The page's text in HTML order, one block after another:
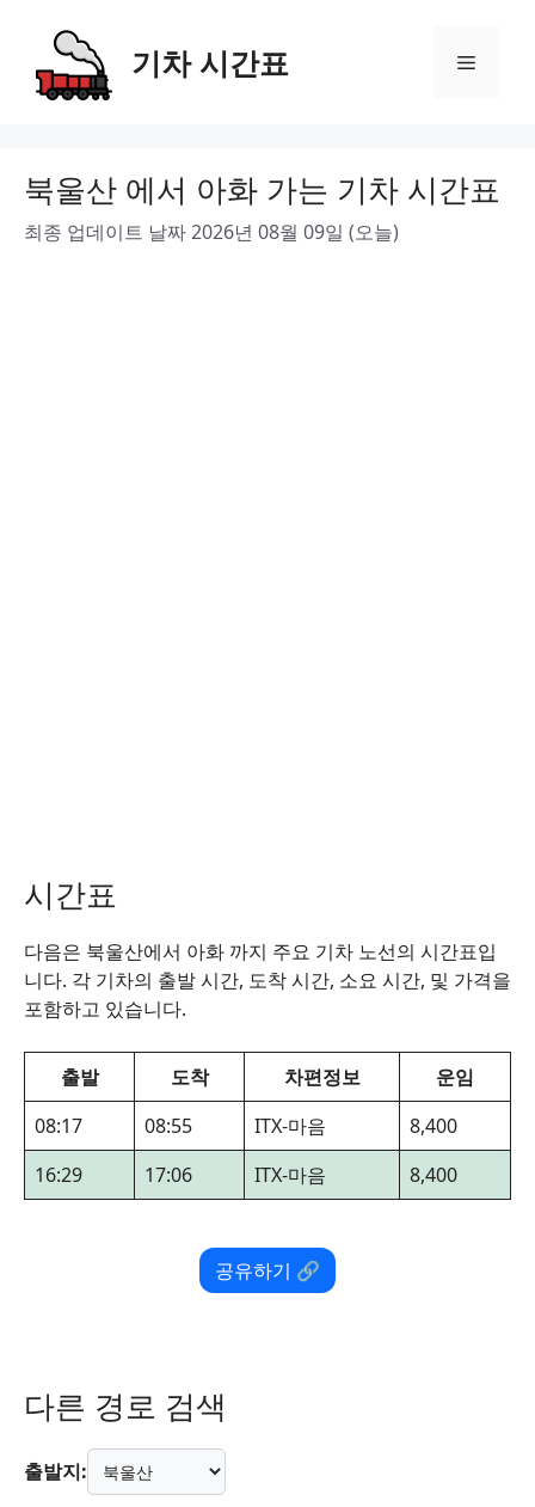
content
기차 시간표 Menu
북울산 에서 아화 가는 기차 시간표
최종 업데이트 날짜 2026년 08월 09일 (오늘)
시간표
다음은 북울산에서 아화 까지 주요 기차 노선의 시간표입
니다. 각 기차의 출발 시간, 도착 시간, 소요 시간, 및 가격을
포함하고 있습니다.
출발 도착 차편정보
운임
08:17
08:55 ITX-마음
8,400
16:29
17:06 ITX-마음 8,400
공유하기 🔗
다른 경로 검색
출발지: